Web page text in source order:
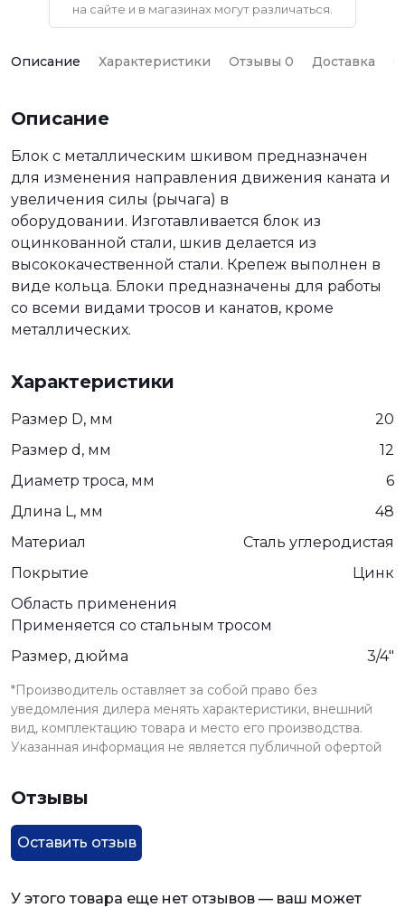
на сайте и в магазинах могут различаться.
Описание Характеристики Отзывы 0 Доставка
Описание
Блок с металлическим шкивом предназначен
для изменения направления движения каната и
увеличения силы (рычага) в
оборудовании. Изготавливается блок из
оцинкованной стали, шкив делается из
высококачественной стали. Крепеж выполнен в
виде кольца. Блоки предназначены для работы
со всеми видами тросов и канатов, кроме
металлических.
Характеристики
Размер D, мм
20
Размер d, мм
12
Диаметр троса, мм
6
Длина L, мм
48
Материал
Сталь углеродистая
Покрытие
Цинк
Область применения
Применяется со стальным тросом
Размер, дюйма
3/4"
*Производитель оставляет за собой право без
уведомления дилера менять характеристики, внешний
вид, комплектацию товара и место его производства.
Указанная информация не является публичной офертой
Отзывы
Оставить отзыв
У этого товара еще нет отзывов — ваш может